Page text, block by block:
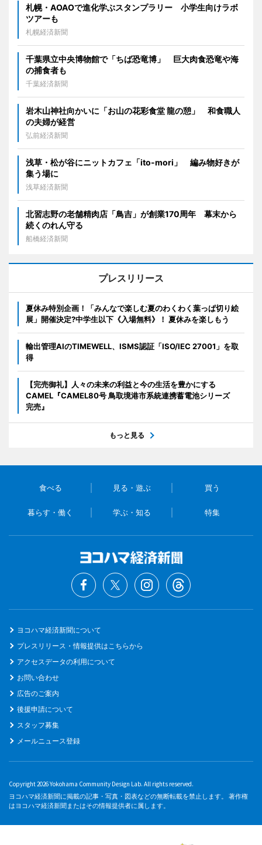
札幌・AOAOで進化学ぶスタンプラリー 小学生向けラボ
ツアーも
札幌経済新聞
千葉県立中央博物館で「ちば恐竜博」 巨大肉食恐竜や海
の捕食者も
千葉経済新聞
岩木山神社向かいに「お山の花彩食堂 龍の憩」 和食職人
の夫婦が経営
弘前経済新聞
浅草・松が谷にニットカフェ「ito-mori」 編み物好きが
集う場に
浅草経済新聞
北習志野の老舗精肉店「鳥吉」が創業170周年 幕末から
続くのれん守る
船橋経済新聞
プレスリリース
夏休み特別企画！「みんなで楽しむ夏のわくわく葉っぱ切り絵
展」開催決定?中学生以下《入場無料》！ 夏休みを楽しもう
輸出管理AIのTIMEWELL、ISMS認証「ISO/IEC 27001」を取
得
【完売御礼】人々の未来の利益と今の生活を豊かにする
CAMEL『CAMEL80号 鳥取境港市系統連携蓄電池シリーズ
完売』
もっと見る
食べる 見る・遊ぶ 買う
暮らす・働く 学ぶ・知る 特集
ヨコハマ経済新聞について
プレスリリース・情報提供はこちらから
アクセスデータの利用について
お問い合わせ
広告のご案内
後援申請について
スタッフ募集
メールニュース登録
Copyright 2026 Yokohama Community Design Lab. All rights reserved.
ヨコハマ経済新聞に掲載の記事・写真・図表などの無断転載を禁止します。 著作権
はヨコハマ経済新聞またはその情報提供者に属します。